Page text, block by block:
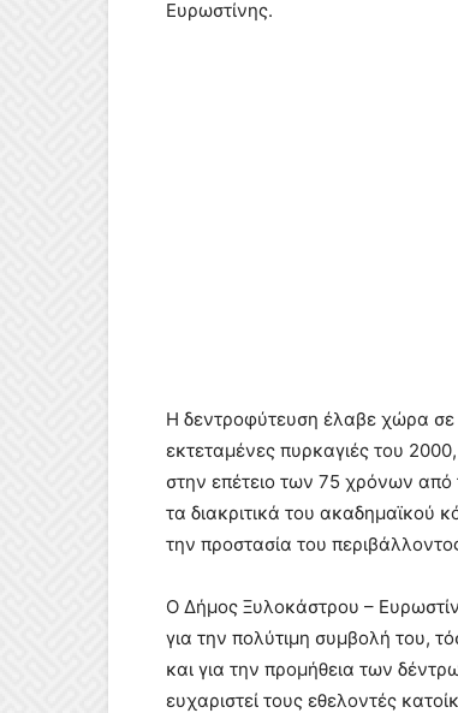
Ευρωστίνης.
Η δεντροφύτευση έλαβε χώρα σε
εκτεταμένες πυρκαγιές του
στην επέτειο των 75 χρόνων
τα διακριτικά του ακαδημαϊκού
την προστασία του
Ο Δήμος Ξυλοκάστρου –
για την πολύτιμη συμβολή του,
και για την προμήθεια των
ευχαριστεί τους εθελοντές